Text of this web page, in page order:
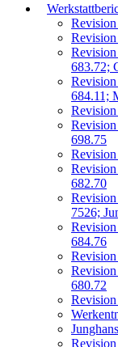
Revision
683.72;
Revision
684.11;
Revision
Revision
698.75
Revision
682.70
7526;
Revision
684.76
Revision
680.72
Revision
Revision